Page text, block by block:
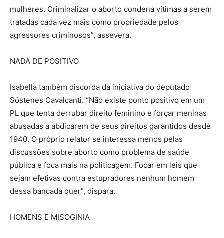
mulheres. Criminalizar o aborto condena vítimas a serem
tratadas cada vez mais como propriedade pelos
agressores criminosos”, assevera.
NADA DE POSITIVO
Isabella também discorda da iniciativa do deputado
Sóstenes Cavalcanti. “Não existe ponto positivo em um
PL que tenta derrubar direito feminino e forçar meninas
abusadas a abdicarem de seus direitos garantidos desde
1940. O próprio relator se interessa menos pelas
discussões sobre aborto como problema de saúde
pública e foca mais na politicagem. Focar em leis que
sejam efetivas contra estupradores nenhum homem
dessa bancada quer”, dispara.
HOMENS E MISOGINIA